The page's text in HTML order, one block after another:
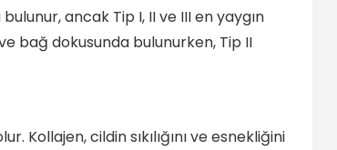
ancak Tip I, II ve III en yaygın
bağ dokusunda bulunurken, Tip II
Kollajen, cildin sıkılığını ve esnekliğini